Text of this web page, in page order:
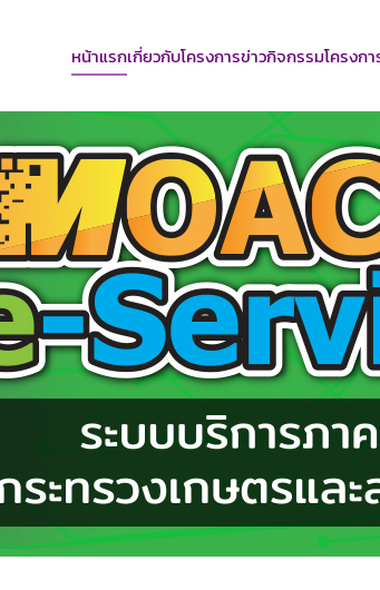
หน้าแรกเกี่ยวกับโครงการข่าวกิจกรรมโครงกา